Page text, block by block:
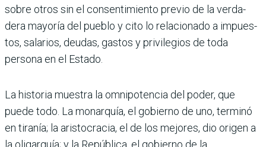
sobre otros sin el consenti­miento previo de la verda­
dera mayoría del pueblo y cito lo relacionado a impues­
tos, salarios, deudas, gastos y privilegios de toda
persona en el Estado.
La historia muestra la omni­potencia del poder, que
puede todo. La monarquía, el gobierno de uno, terminó
en tiranía; la aristocracia, el de los mejores, dio origen a
la oligarquía; y la República, el gobierno de la